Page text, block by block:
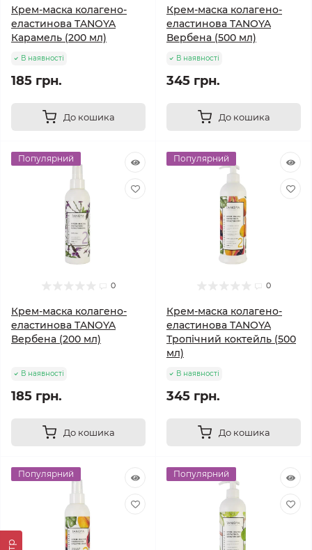
Крем-маска колагено-
еластинова TANOYA
Карамель (200 мл)
В наявності
185 грн.
До кошика
Крем-маска колагено-
еластинова TANOYA
Вербена (500 мл)
В наявності
345 грн.
До кошика
Популярний
0
Крем-маска колагено-
еластинова TANOYA
Вербена (200 мл)
В наявності
185 грн.
До кошика
Популярний
0
Крем-маска колагено-
еластинова TANOYA
Тропічний коктейль (500
мл)
В наявності
345 грн.
До кошика
Популярний Популярний